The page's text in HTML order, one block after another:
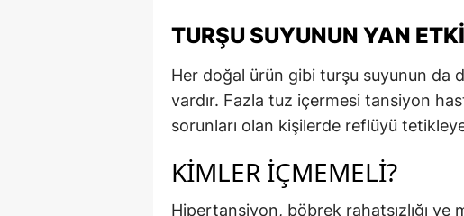
TURŞU SUYUNUN YAN
Her doğal ürün gibi turşu suyunun da
vardır. Fazla tuz içermesi tansiyon
sorunları olan kişilerde reflüyü
KIMLER İÇMEMELI?
Hipertansiyon, böbrek rahatsızlığı